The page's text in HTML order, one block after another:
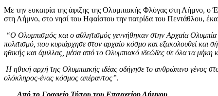
Με την ευκαιρία της άφιξης της Ολυμπιακής Φλόγας στη Λήμνο, ο
στη Λήμνο, στο νησί του Ηφαίστου την πατρίδα του Πεντάθλου,
“Ο Ολυµπισµός και ο αθλητισμός γεννήθηκαν στην ΑρχαίαΟλυμπία
πολιτισμό , που κυριάρχησε στον αρχαίο κόσμο και εξακολουθεί και
ηθικής και άμιλλας, μέσα από το Ολυμπιακό ιδεώδες σε όλα τα μήκη
Η ηθική αρχή της Ολυμπιακής ιδέας οδήγησε το ανθρώπινο γένος
ολόκληρος-ένας κόσμος απέραντος”.
Από το Γραφείο Τύπου του Επαρχείου Λήµνου